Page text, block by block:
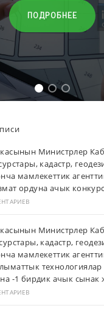
ПОДРОБНЕЕ
Министрлер
кадастр,
мамлекеттик
ордуна ачык
Министрлер
кадастр,
мамлекеттик
-1 бирдик ачык сынак